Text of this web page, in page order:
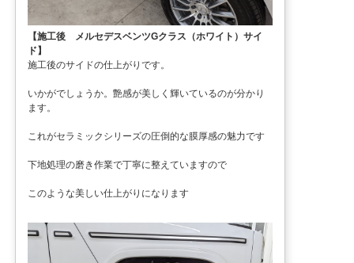
【施工後 メルセデスベンツGクラス（ホワイト）サイ
ド】
施工後のサイドの仕上がりです。
いかがでしょうか。艶感が美しく輝いているのが分かり
ます。
これがセラミックシリーズの圧倒的な膜厚感の魅力です
下地処理の磨き作業で丁寧に整えていますので
このような美しい仕上がりになります